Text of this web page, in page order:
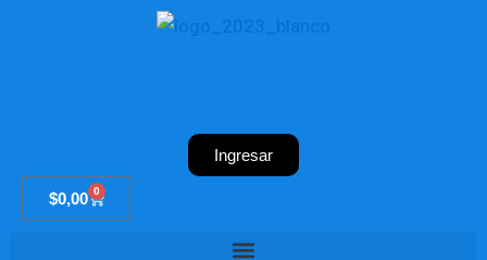
Ingresar
$0,00 0
Cart